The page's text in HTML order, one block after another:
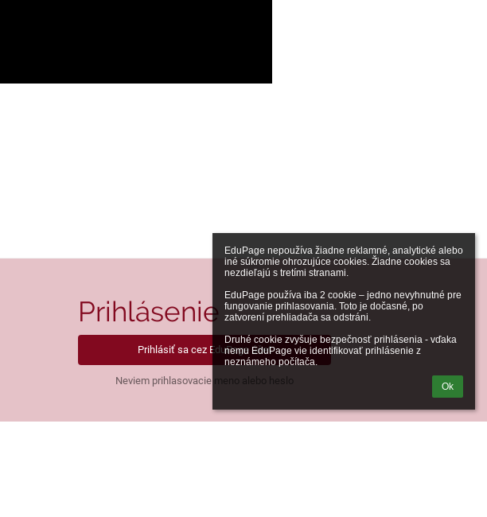
EduPage nepoužíva žiadne reklamné, analytické alebo
iné súkromie ohrozujúce cookies. Žiadne cookies sa
nezdieľajú s tretími stranami.
EduPage používa iba 2 cookie – jedno nevyhnutné pre
fungovanie prihlasovania. Toto je dočasné, po
zatvorení prehliadača sa odstráni.
Druhé cookie zvyšuje bezpečnosť prihlásenia - vďaka
nemu EduPage vie identifikovať prihlásenie z
neznámeho počítača.
Ok
Prihlásenie
Prihlásiť sa cez EduPage účet
Neviem prihlasovacie meno alebo heslo